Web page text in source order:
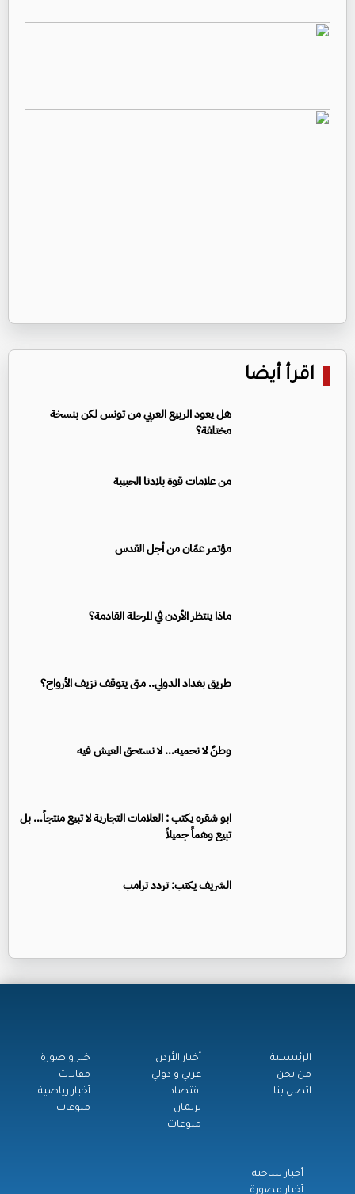
اقرأ أيضا
هل يعود الربيع العربي من تونس لكن بنسخة
مختلفة؟
من علامات قوة بلادنا الحبيبة
مؤتمر عمّان من أجل القدس
ماذا ينتظر الأردن في المرحلة القادمة؟
طريق بغداد الدولي.. متى يتوقف نزيف الأرواح؟
وطنٌ لا نحميه… لا نستحق العيش فيه
ابو شقره يكتب : العلامات التجارية لا تبيع منتجاً… بل
تبيع وهماً جميلاً
الشريف يكتب: تردد ترامب
الرئيســية
من نحن
اتصل بنا
أخبار الأردن
عربي و دولي
اقتصاد
برلمان
منوعات
خبر و صورة
مقالات
أخبار رياضية
منوعات
أخبار ساخنة
أخبار مصورة